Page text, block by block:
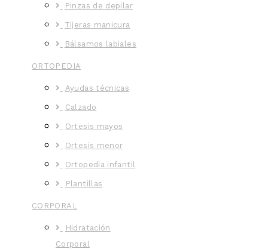
Pinzas de depilar
Tijeras manicura
Bálsamos labiales
ORTOPEDIA
Ayudas técnicas
Calzado
Ortesis mayos
Ortesis menor
Ortopedia infantil
Plantillas
CORPORAL
Hidratación
Corporal